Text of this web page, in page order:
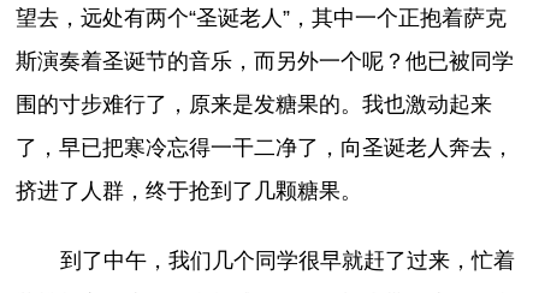
望去，远处有两个“圣诞老人”，其中一个正抱着萨克
斯演奏着圣诞节的音乐，而另外一个呢？他已被同学
围的寸步难行了，原来是发糖果的。我也激动起来
了，早已把寒冷忘得一干二净了，向圣诞老人奔去，
挤进了人群，终于抢到了几颗糖果。
到了中午，我们几个同学很早就赶了过来，忙着